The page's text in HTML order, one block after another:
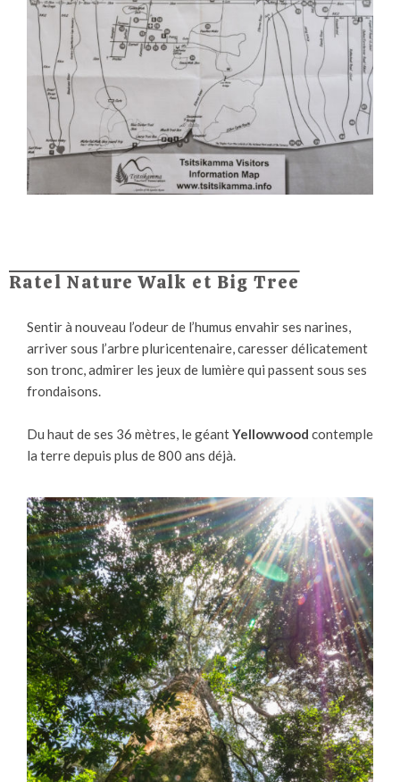
Ratel Nature Walk et Big Tree
Sentir à nouveau l’odeur de l’humus envahir ses narines,
arriver sous l’arbre pluricentenaire, caresser délicatement
son tronc, admirer les jeux de lumière qui passent sous ses
frondaisons.
Du haut de ses 36 mètres, le géantYellowwood contemple
la terre depuis plus de 800 ans déjà.